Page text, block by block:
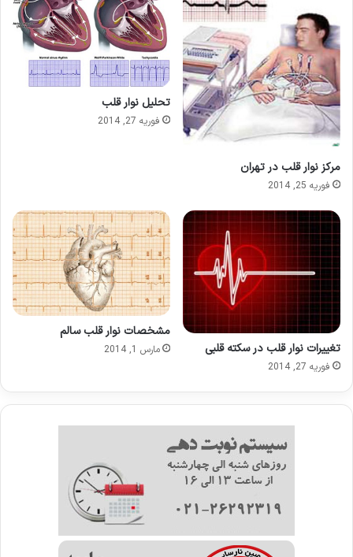
مرکز نوار قلب در تهران
فوریه 25, 2014
تحلیل نوار قلب
فوریه 27, 2014
تغییرات نوار قلب در سکته قلبی
فوریه 27, 2014
مشخصات نوار قلب سالم
مارس 1, 2014